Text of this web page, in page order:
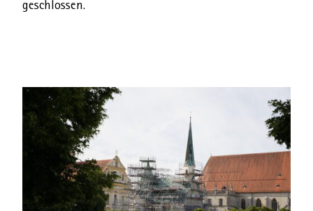
geschlossen.